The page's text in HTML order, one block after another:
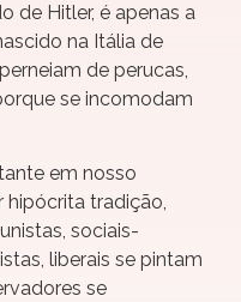
de Hitler, é apenas a
na Itália de
de perucas,
se incomodam
em nosso
hipócrita tradição,
sociais-
liberais se pintam
se